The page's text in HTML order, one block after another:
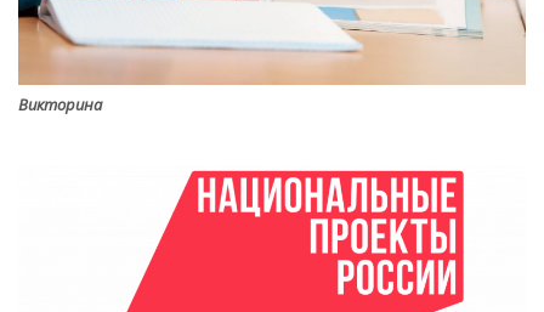
Викторина